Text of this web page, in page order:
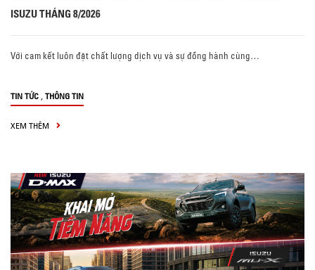
ISUZU THÁNG 8/2026
Với cam kết luôn đặt chất lượng dịch vụ và sự đồng hành cùng…
TIN TỨC , THÔNG TIN
XEM THÊM